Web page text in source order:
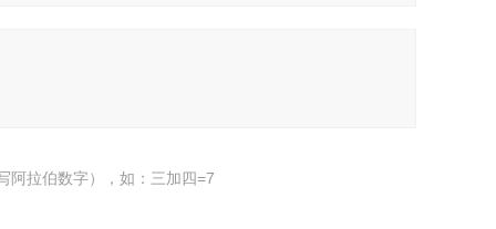
阿拉伯数字），如：三加四=7